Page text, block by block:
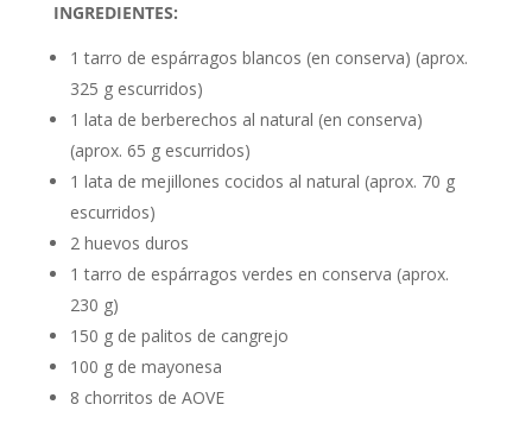
INGREDIENTES:
1 tarro de espárragos blancos (en conserva) (aprox.
325 g escurridos)
1 lata de berberechos al natural (en conserva)
(aprox. 65 g escurridos)
1 lata de mejillones cocidos al natural (aprox. 70 g
escurridos)
2 huevos duros
1 tarro de espárragos verdes en conserva (aprox.
230 g)
150 g de palitos de cangrejo
100 g de mayonesa
8 chorritos de AOVE